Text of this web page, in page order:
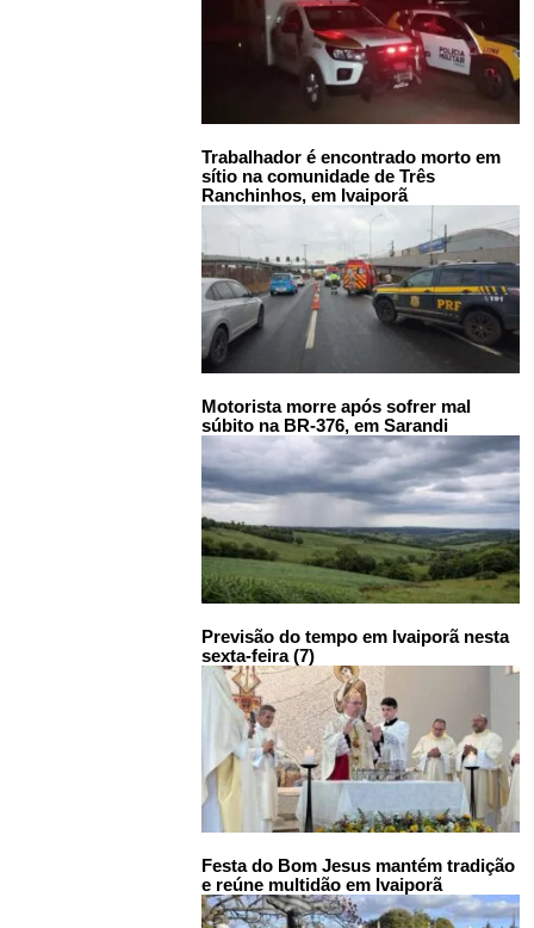
Trabalhador é encontrado morto em
sítio na comunidade de Três
Ranchinhos, em Ivaiporã
Motorista morre após sofrer mal
súbito na BR-376, em Sarandi
Previsão do tempo em Ivaiporã nesta
sexta-feira (7)
Festa do Bom Jesus mantém tradição
e reúne multidão em Ivaiporã